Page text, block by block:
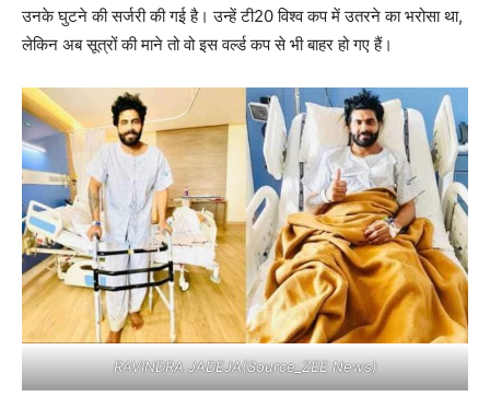
उनके घुटने की सर्जरी की गई है। उन्हें टी20 विश्व कप में उतरने का भरोसा था,
लेकिन अब सूत्रों की माने तो वो इस वर्ल्ड कप से भी बाहर हो गए हैं।
RAVINDRA JADEJA(Source_ZEE News)